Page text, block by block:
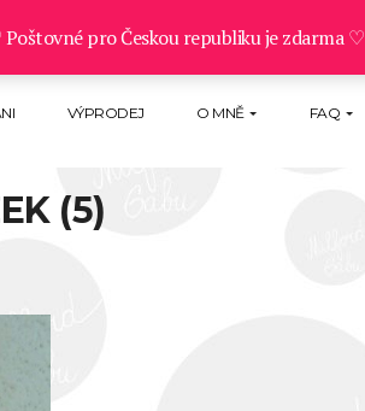
VÝPRODEJ O MNĚ FAQ
(5)
pro Českou republiku je zdarma ♡